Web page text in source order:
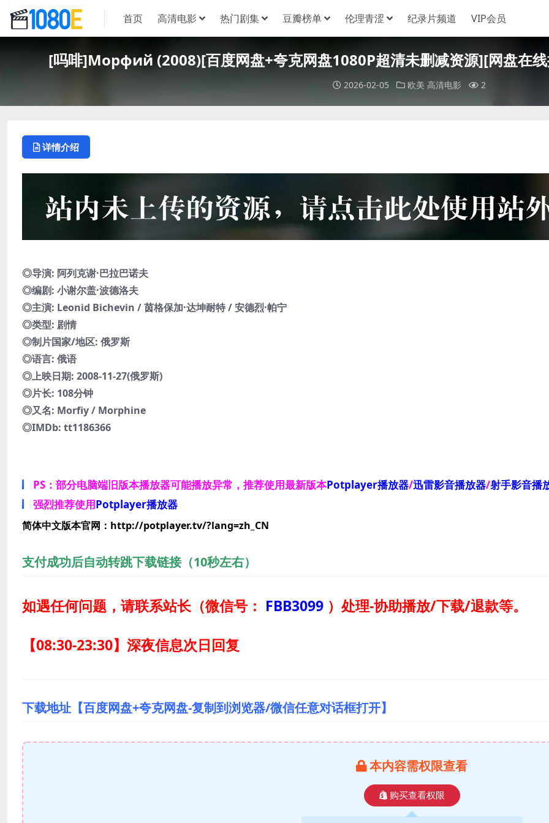
首页 高清电影 热门剧集 豆瓣榜单 伦理青涩 纪录片频道 VIP会员
[吗啡]Морфий (2008)[百度网盘+夸克网盘1080P超清未删减资源][网盘在
2026-02-05 欧美 高清电影 2
详情介绍
◎导演: 阿列克谢·巴拉巴诺夫
◎编剧: 小谢尔盖·波德洛夫
◎主演: Leonid Bichevin / 茵格保加·达坤耐特 / 安德烈·帕宁
◎类型: 剧情
◎制片国家/地区: 俄罗斯
◎语言: 俄语
◎上映日期: 2008-11-27(俄罗斯)
◎片长: 108分钟
◎又名: Morfiy / Morphine
◎IMDb: tt1186366
PS：部分电脑端旧版本播放器可能播放异常，推荐使用最新版本Potplayer播放器/迅雷影音播放器/射手影音播
强烈推荐使用Potplayer播放器
简体中文版本官网：http://potplayer.tv/?lang=zh_CN
支付成功后自动转跳下载链接（10秒左右）
如遇任何问题，请联系站长（微信号： FBB3099 ） 处理-协助播放/下载/退款等。
【08:30-23:30】深夜信息次日回复
下载地址【百度网盘+夸克网盘-复制到浏览器/微信任意对话框打开】
本内容需权限查看
购买查看权限